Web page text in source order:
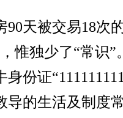
天被交易18次的
惟独少了“常识
身份证
导的生活及制度